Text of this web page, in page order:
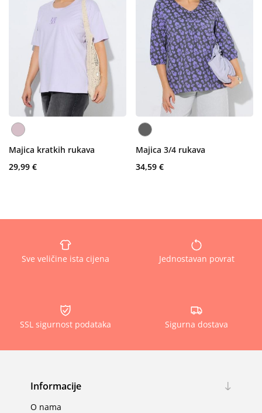
Majica kratkih rukava
29,99 €
Majica 3/4 rukava
34,59 €
Sve veličine ista cijena Jednostavan povrat
SSL sigurnost podataka Sigurna dostava
Informacije
O nama